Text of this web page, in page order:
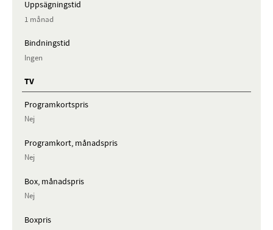
Uppsägningstid
1 månad
Bindningstid
Ingen
TV
Programkortspris
Nej
Programkort, månadspris
Nej
Box, månadspris
Nej
Boxpris